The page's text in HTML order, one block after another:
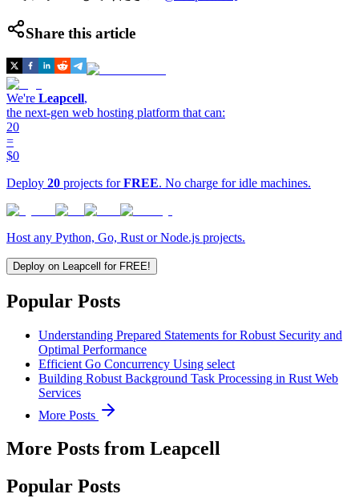
Share this article
We're Leapcell,
the next-gen web hosting platform that can:
20
=
$0
Deploy 20 projects forFREE. No charge for idle machines.
Host any Python, Go, Rust or Node.js projects.
Deploy on Leapcell for FREE!
Popular Posts
Understanding Prepared Statements for Robust Security and
Optimal Performance
Efficient Go Concurrency Using select
Building Robust Background Task Processing in Rust Web
Services
More Posts
More Posts from Leapcell
Popular Posts